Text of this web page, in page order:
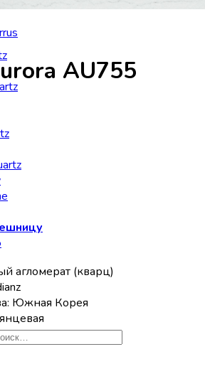
AU755
агломерат (кварц)
Южная Корея